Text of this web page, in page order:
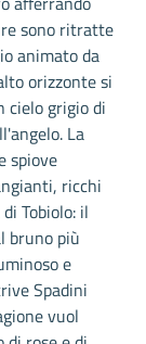
sono ritratte
animato da
orizzonte si
cielo grigio di
La
spiove
ricchi
Tobiolo: il
bruno più
e
Spadini
vuol